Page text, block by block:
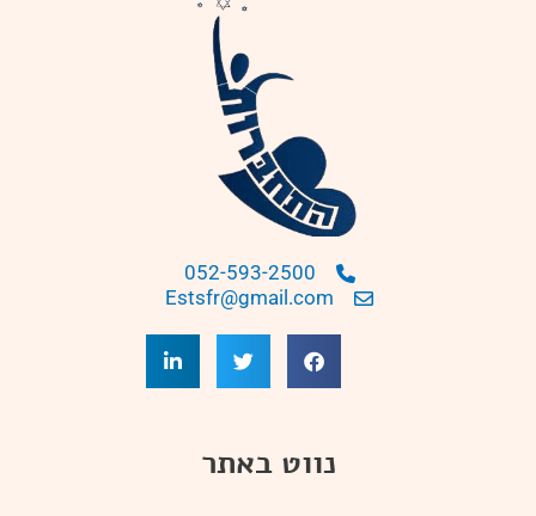
052-593-2500
Estsfr@gmail.com
נווט באתר